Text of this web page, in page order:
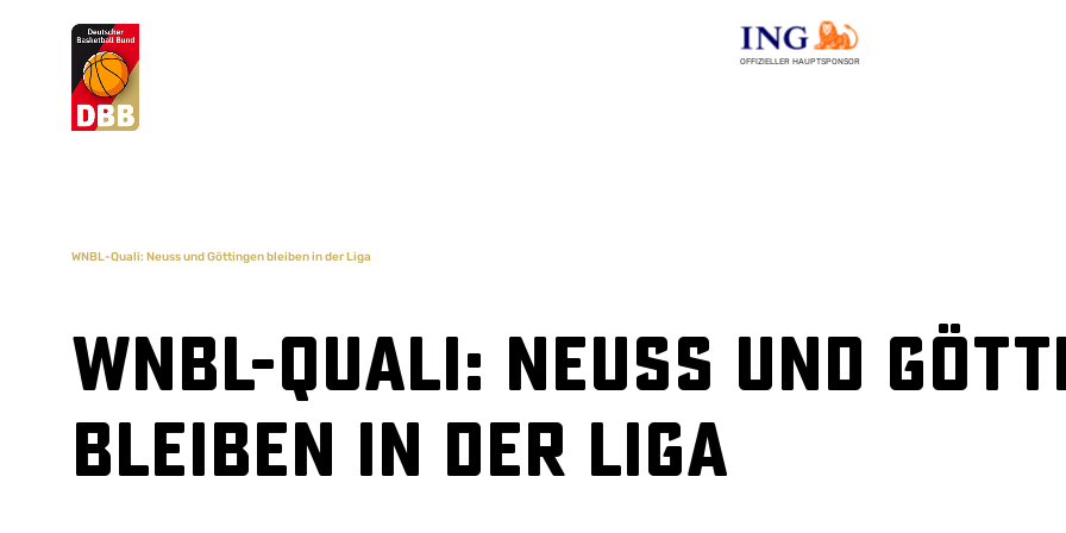
OFFIZIELLER HAUPTSPONSOR
Suchvorschläge
WNBL-Quali: Neuss und Göttingen bleiben in der Liga
WNBL-Quali: Neuss und
bleiben in der Liga